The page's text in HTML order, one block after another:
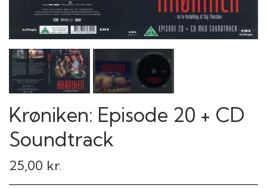
Krøniken: Episode 20 + CD
Soundtrack
25,00 kr.